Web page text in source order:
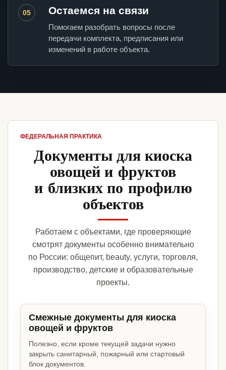
05 Остаемся на связи
Помогаем разобрать вопросы после
передачи комплекта, предписания или
изменений в работе объекта.
ФЕДЕРАЛЬНАЯ ПРАКТИКА
Документы для киоска
овощей и фруктов
и близких по профилю
объектов
Работаем с объектами, где проверяющие
смотрят документы особенно внимательно
по России: общепит, beauty, услуги, торговля,
производство, детские и образовательные
проекты.
Смежные документы для киоска
овощей и фруктов
Полезно, если кроме текущей задачи нужно
закрыть санитарный, пожарный или стартовый
блок документов.